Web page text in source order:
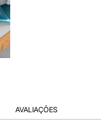
AVALIAÇÕES